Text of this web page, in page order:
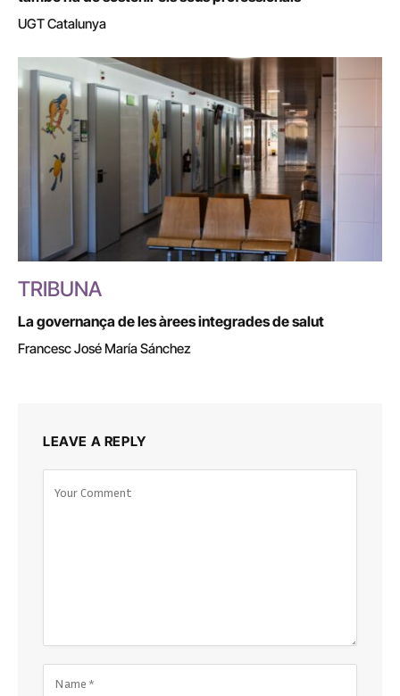
UGT Catalunya
TRIBUNA
La governança de les àrees integrades de salut
Francesc José María Sánchez
LEAVE A REPLY